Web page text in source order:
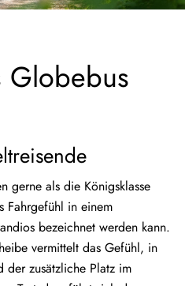
Globebus
gerne als die Königsklasse
Fahrgefühl in einem
bezeichnet werden kann.
vermittelt das Gefühl, in
der zusätzliche Platz im